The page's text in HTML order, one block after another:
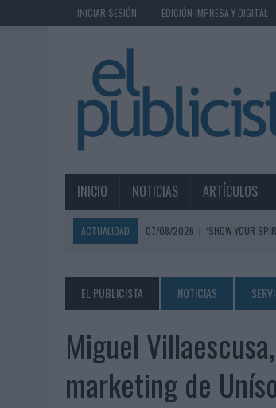
INICIAR SESIÓN EDICIÓN IMPRESA Y DIGITAL
INICIO NOTICIAS ARTÍCULOS
ACTUALIDAD 07/08/2026 | ‘SHOW YOUR
07/08/2026 | MG SPIRIT RELANZA SU MARCA
07/08/2026
|
PATRÓN CONVIERTE EL NUEVO
07/08/2026 |
EL VERANO PONE A PRUEBA LA
07/08/2026
VUELING CONVIERTE LOS
EL PUBLICISTA NOTICIAS
Miguel
marketing de